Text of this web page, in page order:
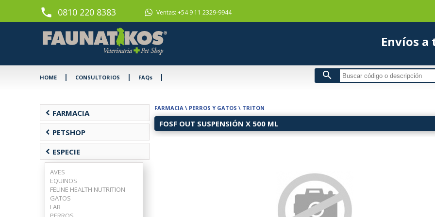
phone 0810 220 8383 Ventas: +54 9 11 2329-9944
HOME | CONSULTORIOS | FAQs | search
chevron_left FARMACIA
chevron_left PETSHOP
chevron_left ESPECIE
AVES
EQUINOS
FELINE HEALTH NUTRITION
GATOS
LAB
FARMACIA \ PERROS Y GATOS \ TRITON
FOSF OUT SUSPENSIÓN X 500 ML